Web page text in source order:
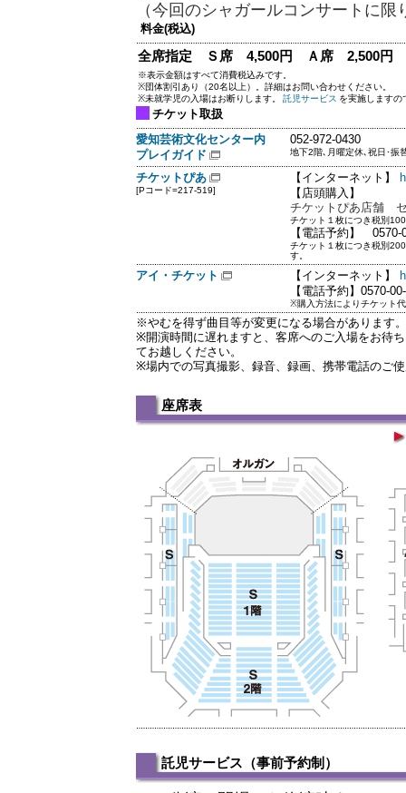
（今回のシャガールコンサートに限
料金(税込)
全席指定 Ｓ席 4,500円 Ａ席 2,500円
※表示金額はすべて消費税込みです。
※団体割引あり（20名以上）。詳細はお問い合わせください。
※未就学児の入場はお断りします。 託児サービス を実施しますの
チケット取扱
愛知芸術文化センター内
プレイガイド
052-972-0430
地下2階､月曜定休､祝日･振
チケットぴあ
[Pコード=217-519]
【インターネット】
【店頭購入】
チケットぴあ店舗
チケット１枚につき税別
【電話予約】 0570-
チケット１枚につき税別
す。
アイ・チケット 【インターネット】
【電話予約】0570-
※購入方法によりチケット
※やむを得ず曲目等が変更になる場合があります。
※開演時間に遅れますと、客席へのご入場をお待
てお越しください。
※場内での写真撮影、録音、録画、携帯電話のご
座席表
託児サービス（事前予約制）